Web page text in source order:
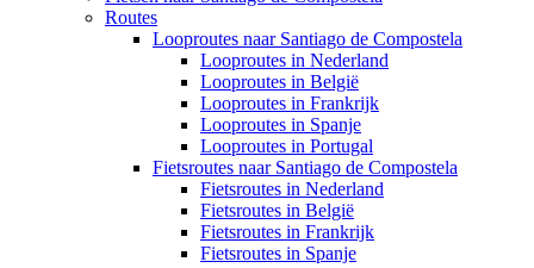
Routes
Looproutes naar Santiago de Compostela
Looproutes in Nederland
Looproutes in België
Looproutes in Frankrijk
Looproutes in Spanje
Looproutes in Portugal
Fietsroutes naar Santiago de Compostela
Fietsroutes in Nederland
Fietsroutes in België
Fietsroutes in Frankrijk
Fietsroutes in Spanje